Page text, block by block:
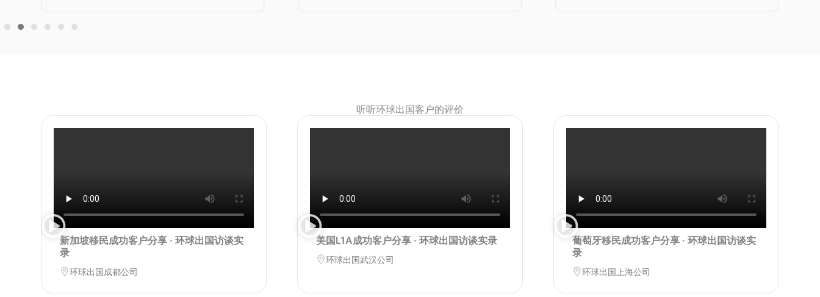
听听环球出国客户的评价
新加坡移民成功客户分享 · 环球出国访谈实
录
环球出国成都公司
美国L1A成功客户分享 · 环球出国访谈实录
环球出国武汉公司
葡萄牙移民成功客户分享 · 环球出国访谈实
录
环球出国上海公司